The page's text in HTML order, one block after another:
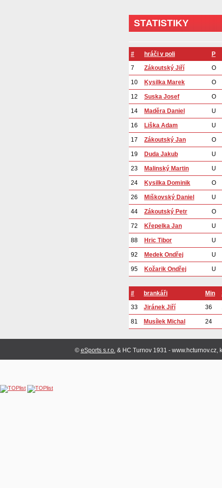
STATISTIKY
# hráči v poli
P
7
Zákoutský Jiří O
10 Kysilka Marek O
12 Suska Josef O
14 Maděra Daniel U
16 Liška Adam U
17 Zákoutský Jan O
19 Duda Jakub U
23 Malinský Martin U
24 Kysilka Dominik O
26 Miškovský Daniel U
44 Zákoutský Petr O
72 Křepelka Jan U
88 Hric Tibor U
92 Medek Ondřej U
95 Kožarik Ondřej U
# brankáři Min
33
Jiránek Jiří 36
81 Musílek Michal 24
© eSports s.r.o.& HC Turnov 1931 -